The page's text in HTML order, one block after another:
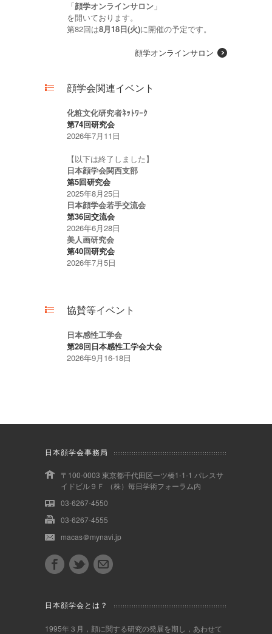
「顔学オンラインサロン 」
を開いております。
第82回は8月18日(火)に開催の予定です。
顔学オンラインサロン
顔学会関連イベント
化粧文化研究者ﾈｯﾄﾜｰｸ
第74回研究会
2026年7月11日
【以下は終了しました】
日本顔学会関西支部
第5回研究会
2025年8月25日
日本顔学会若手交流会
第36回交流会
2026年6月28日
美人画研究会
第40回研究会
2026年7月5日
協賛等イベント
日本感性工学会
第28回日本感性工学会大会
2026年9月16-18日
日本顔学会事務局
〒100-0003 東京都千代田区一ツ橋1-1-1 パレスサ
イドビル９Ｆ （株）毎日学術フォーラム内
03-6267-4550
03-6267-4555
macas＠mynavi.jp
日本顔学会とは？
1995年３月，顔に関する研究の発展を期し，あわせて